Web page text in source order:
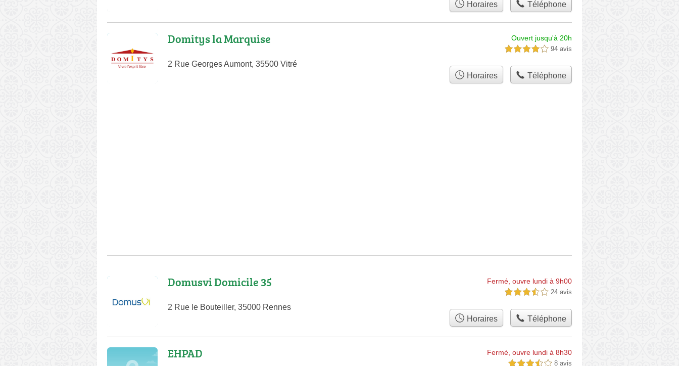
Horaires Téléphone
Domitys la Marquise
2 Rue Georges Aumont, 35500 Vitré
Ouvert jusqu'à 20h
4,0 étoiles sur 5 94 avis
Horaires Téléphone
Domusvi Domicile 35
2 Rue le Bouteiller, 35000 Rennes
Fermé, ouvre lundi à 9h00
3,5 étoiles sur 5 24 avis
Horaires Téléphone
EHPAD Fermé, ouvre lundi à 8h30
3,5 étoiles sur 5 8 avis